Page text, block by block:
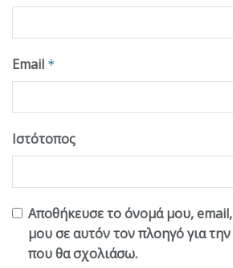
Email *
Ιστότοπος
Αποθήκευσε το όνομά μου,
μου σε αυτόν τον πλοηγό για
που θα σχολιάσω.